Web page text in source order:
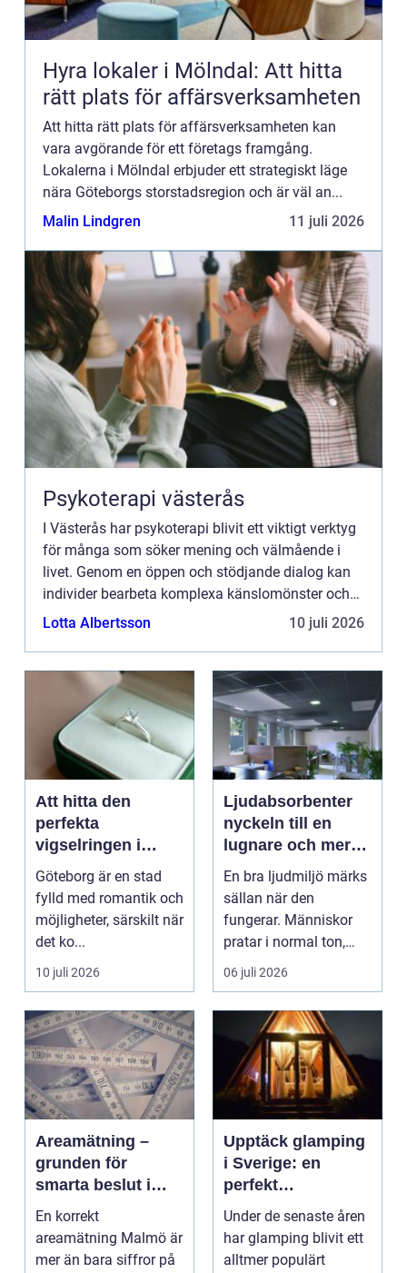
Hyra lokaler i Mölndal: Att hitta
rätt plats för affärsverksamheten
Att hitta rätt plats för affärsverksamheten kan
vara avgörande för ett företags framgång.
Lokalerna i Mölndal erbjuder ett strategiskt läge
nära Göteborgs storstadsregion och är väl an...
Malin Lindgren
11 juli 2026
Psykoterapi västerås
I Västerås har psykoterapi blivit ett viktigt verktyg
för många som söker mening och välmående i
livet. Genom en öppen och stödjande dialog kan
individer bearbeta komplexa känslomönster och
hitta strategier för att övervinna mentala och
Lotta Albertsson 10 juli 2026
Att hitta den
perfekta
vigselringen i
Göteborg
Göteborg är en stad
fylld med romantik och
möjligheter, särskilt när
det ko...
10 juli 2026
Ljudabsorbenter
nyckeln till en
lugnare och mer
fokusvänlig
ljudmiljö
En bra ljudmiljö märks
sällan när den
fungerar. Människor
pratar i normal ton,
hjärnan slipper sorte...
06 juli 2026
Areamätning –
grunden för
smarta beslut i
hem och fastighet
En korrekt
areamätning Malmö är
mer än bara siffror på
Upptäck glamping
i Sverige: en
perfekt
kombination av
natur och lyx
Under de senaste åren
har glamping blivit ett
alltmer populärt